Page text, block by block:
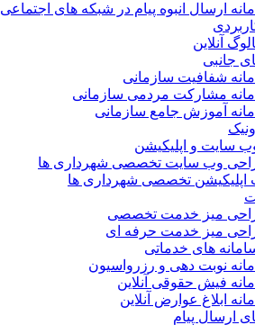
ارسال انبوه پیام در شبکه های اجتماعی
آنلاین
جانبی
شفافیت سازمانی
مشارکت مردمی سازمانی
آموزش جامع سازمانی
سایت و اپلیکیشن
وب سایت تخصصی شهرداری ها
اپلیکیشن تخصصی شهرداری ها
میز خدمت تخصصی
میز خدمت حرفه ای
های خدماتی
نوبت دهی و رزرواسیون
فیش حقوقی آنلاین
ابلاغ عوارض آنلاین
ارسال پیام